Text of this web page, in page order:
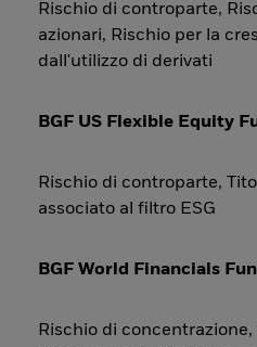
Rischio di controparte,
azionari, Rischio per la
dall'utilizzo di derivati
BGF US Flexible Equity
Rischio di controparte,
associato al filtro ESG
BGF World Financials
Rischio di